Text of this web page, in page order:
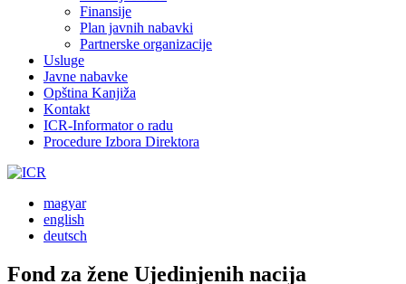
Finansije
Plan javnih nabavki
Partnerske organizacije
Usluge
Javne nabavke
Opština Kanjiža
Kontakt
ICR-Informator o radu
Procedure Izbora Direktora
magyar
english
deutsch
Fond za žene Ujedinjenih nacija